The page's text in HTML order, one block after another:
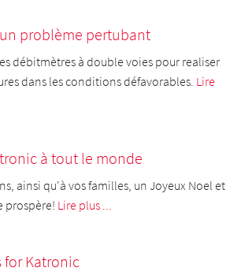
problème pertubant
débitmètres à double voies pour realiser
dans les conditions défavorables. Lire
à tout le monde
ainsi qu'à vos familles, un Joyeux Noel et
prospère! Lire plus ...
for Katronic